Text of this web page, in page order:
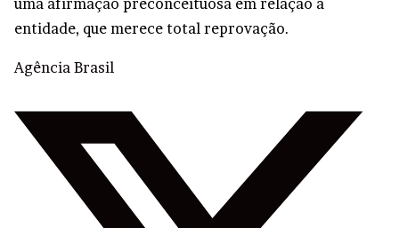
uma afirmação preconceituosa em relação à
entidade, que merece total reprovação.
Agência Brasil